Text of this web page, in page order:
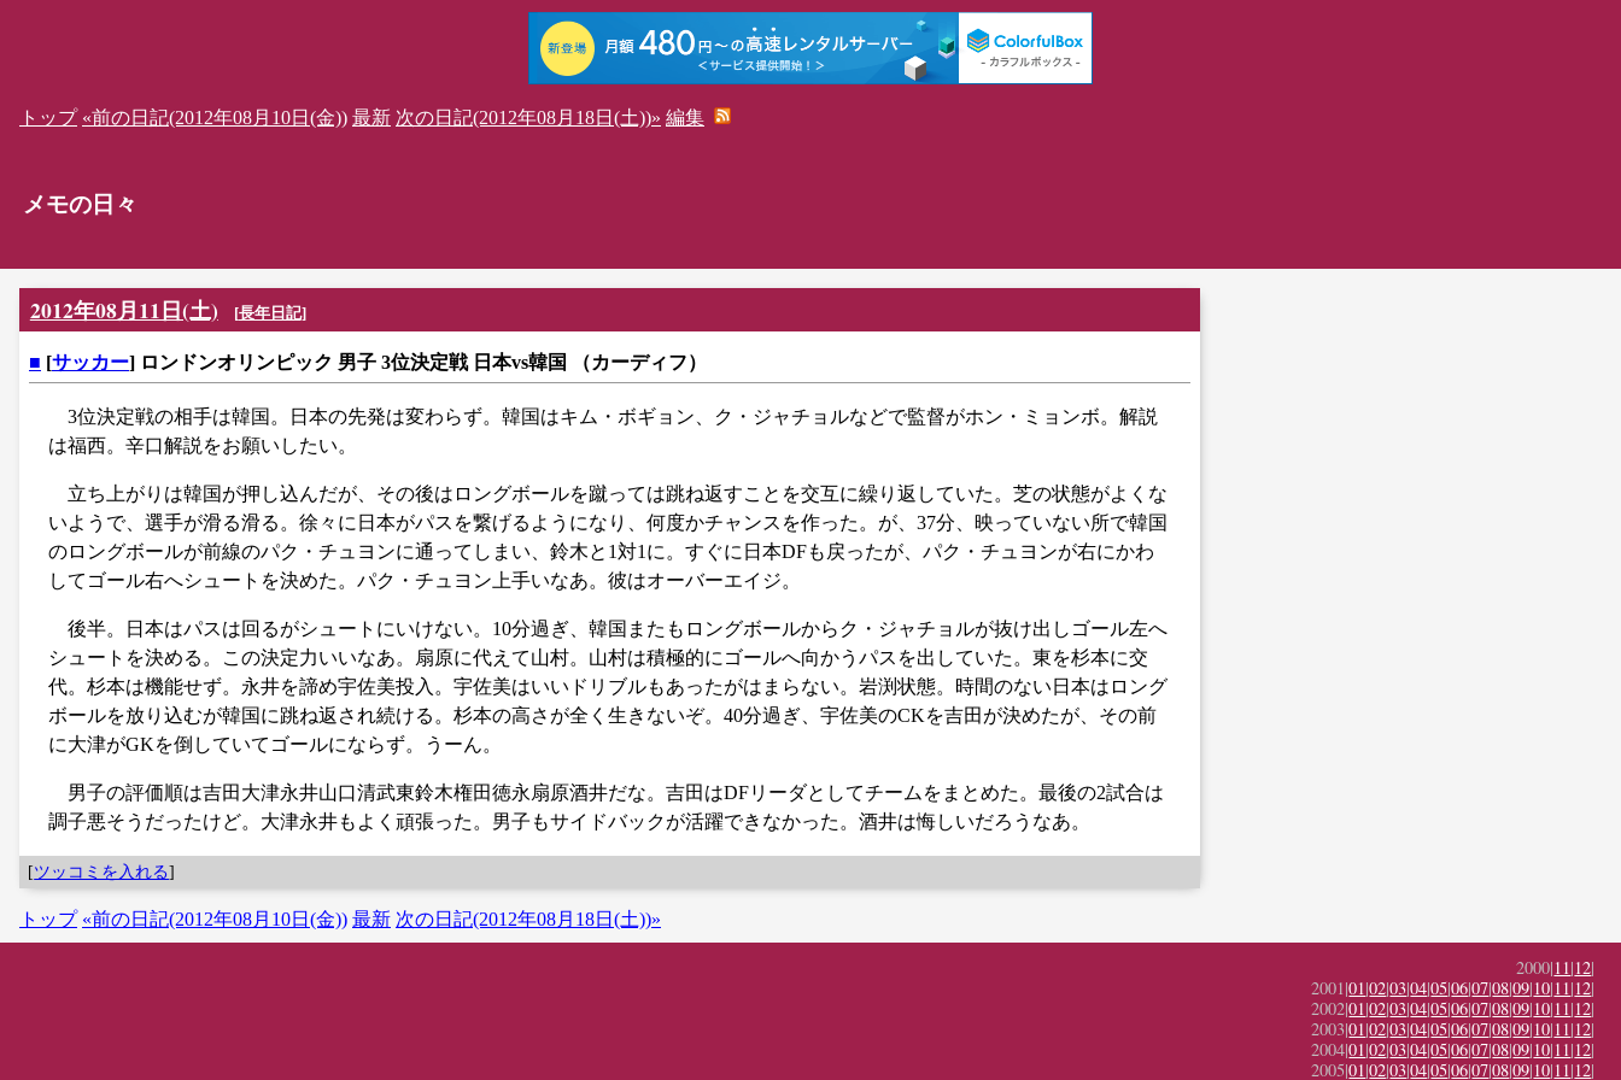
トップ «前の日記(2012年08月10日(金)) 最新 次の日記(2012年08月18日(土))» 編集
メモの日々
2012年08月11日(土) [長年日記]
■ [サッカー] ロンドンオリンピック 男子 3位決定戦 日本vs韓国 （カーディフ）
3位決定戦の相手は韓国。日本の先発は変わらず。韓国はキム・ボギョン、ク・ジャチョルなどで監督がホン・ミョンボ。解説
は福西。辛口解説をお願いしたい。
立ち上がりは韓国が押し込んだが、その後はロングボールを蹴っては跳ね返すことを交互に繰り返していた。芝の状態がよくな
いようで、選手が滑る滑る。徐々に日本がパスを繋げるようになり、何度かチャンスを作った。が、37分、映っていない所で韓国
のロングボールが前線のパク・チュヨンに通ってしまい、鈴木と1対1に。すぐに日本DFも戻ったが、パク・チュヨンが右にかわ
してゴール右へシュートを決めた。パク・チュヨン上手いなあ。彼はオーバーエイジ。
後半。日本はパスは回るがシュートにいけない。10分過ぎ、韓国またもロングボールからク・ジャチョルが抜け出しゴール左へ
シュートを決める。この決定力いいなあ。扇原に代えて山村。山村は積極的にゴールへ向かうパスを出していた。東を杉本に交
代。杉本は機能せず。永井を諦め宇佐美投入。宇佐美はいいドリブルもあったがはまらない。岩渕状態。時間のない日本はロング
ボールを放り込むが韓国に跳ね返され続ける。杉本の高さが全く生きないぞ。40分過ぎ、宇佐美のCKを吉田が決めたが、その前
に大津がGKを倒していてゴールにならず。うーん。
男子の評価順は吉田大津永井山口清武東鈴木権田徳永扇原酒井だな。吉田はDFリーダとしてチームをまとめた。最後の2試合は
調子悪そうだったけど。大津永井もよく頑張った。男子もサイドバックが活躍できなかった。酒井は悔しいだろうなあ。
[ツッコミを入れる]
トップ «前の日記(2012年08月10日(金)) 最新 次の日記(2012年08月18日(土))»
2000|11|12|
2001|01|02|03|04|05|06|07|08|09|10|11|12|
2002|01|02|03|04|05|06|07|08|09|10|11|12|
2003|01|02|03|04|05|06|07|08|09|10|11|12|
2004|01|02|03|04|05|06|07|08|09|10|11|12|
2005|01|02|03|04|05|06|07|08|09|10|11|12|